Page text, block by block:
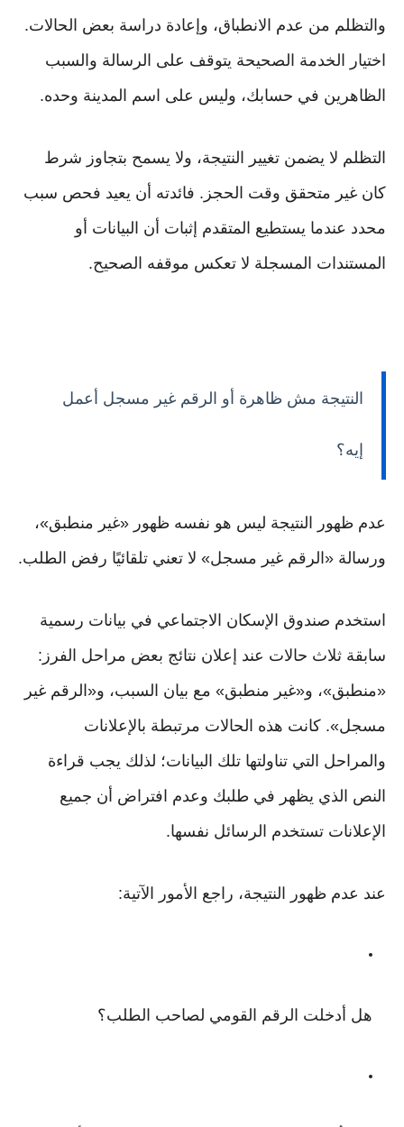
والتظلم من عدم الانطباق، وإعادة دراسة بعض الحالات.
اختيار الخدمة الصحيحة يتوقف على الرسالة والسبب
الظاهرين في حسابك، وليس على اسم المدينة وحده.
التظلم لا يضمن تغيير النتيجة، ولا يسمح بتجاوز شرط
كان غير متحقق وقت الحجز. فائدته أن يعيد فحص سبب
محدد عندما يستطيع المتقدم إثبات أن البيانات أو
المستندات المسجلة لا تعكس موقفه الصحيح.
النتيجة مش ظاهرة أو الرقم غير مسجل أعمل
إيه؟
عدم ظهور النتيجة ليس هو نفسه ظهور «غير منطبق»،
ورسالة «الرقم غير مسجل» لا تعني تلقائيًا رفض الطلب.
استخدم صندوق الإسكان الاجتماعي في بيانات رسمية
سابقة ثلاث حالات عند إعلان نتائج بعض مراحل الفرز:
«منطبق»، و«غير منطبق» مع بيان السبب، و«الرقم غير
مسجل». كانت هذه الحالات مرتبطة بالإعلانات
والمراحل التي تناولتها تلك البيانات؛ لذلك يجب قراءة
النص الذي يظهر في طلبك وعدم افتراض أن جميع
الإعلانات تستخدم الرسائل نفسها.
عند عدم ظهور النتيجة، راجع الأمور الآتية:
هل أدخلت الرقم القومي لصاحب الطلب؟